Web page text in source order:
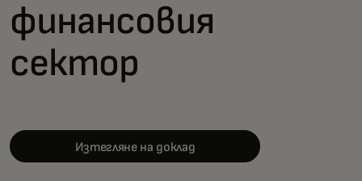
финансовия
сектор
Изтегляне на доклад